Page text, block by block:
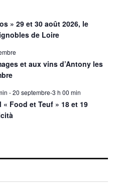
» 29 et 30 août 2026, le
de Loire
et aux vins d’Antony les
-20 septembre-3 h 00 min
Food et Teuf » 18 et 19